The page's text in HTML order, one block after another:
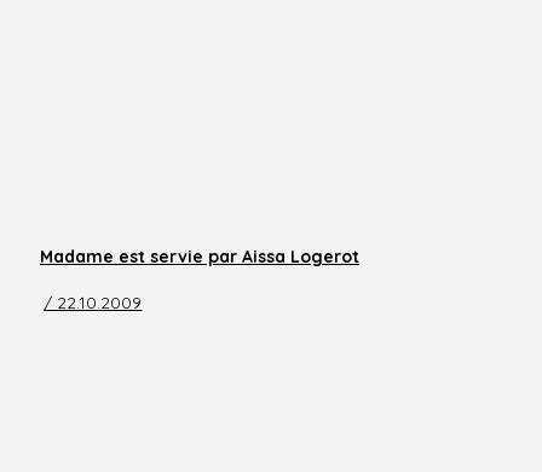
Madame est servie par Aissa Logerot
/ 22.10.2009